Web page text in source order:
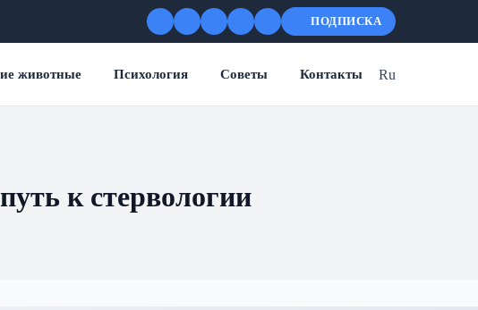
ПОДПИСКА
животные Психология Советы Контакты Ru
к стервологии